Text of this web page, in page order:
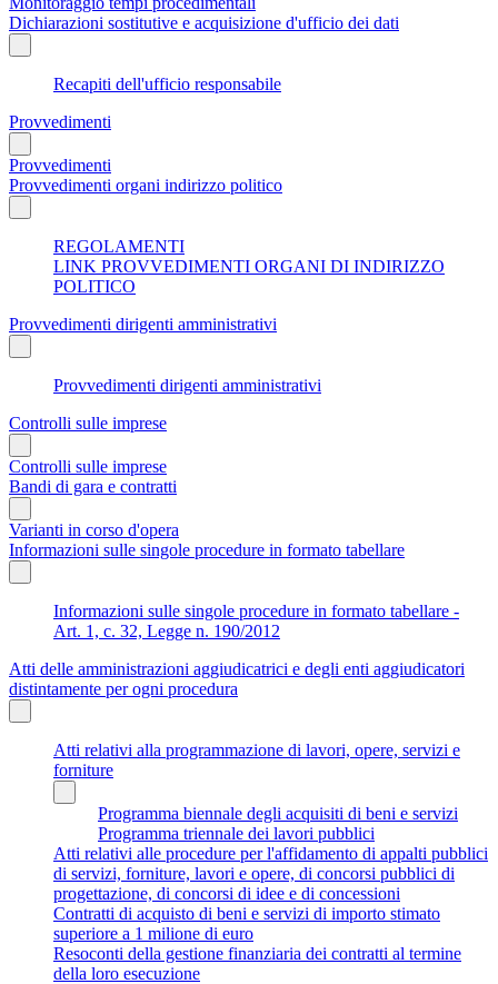
Dichiarazioni sostitutive e acquisizione d'ufficio dei dati
Recapiti dell'ufficio responsabile
Provvedimenti
Provvedimenti
Provvedimenti organi indirizzo politico
REGOLAMENTI
LINK PROVVEDIMENTI ORGANI DI INDIRIZZO
POLITICO
Provvedimenti dirigenti amministrativi
Provvedimenti dirigenti amministrativi
Controlli sulle imprese
Controlli sulle imprese
Bandi di gara e contratti
Varianti in corso d'opera
Informazioni sulle singole procedure in formato tabellare
Informazioni sulle singole procedure in formato tabellare -
Art. 1, c. 32, Legge n. 190/2012
Atti delle amministrazioni aggiudicatrici e degli enti aggiudicatori
distintamente per ogni procedura
Atti relativi alla programmazione di lavori, opere, servizi e
forniture
Programma biennale degli acquisiti di beni e servizi
Programma triennale dei lavori pubblici
Atti relativi alle procedure per l'affidamento di appalti pubblici
di servizi, forniture, lavori e opere, di concorsi pubblici di
progettazione, di concorsi di idee e di concessioni
Contratti di acquisto di beni e servizi di importo stimato
superiore a 1 milione di euro
Resoconti della gestione finanziaria dei contratti al termine
della loro esecuzione